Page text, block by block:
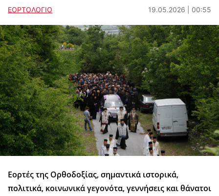
ΕΟΡΤΟΛΟΓΙΟ 19.05.2026 | 00:55
Εορτές της Ορθοδοξίας, σημαντικά ιστορικά,
πολιτικά, κοινωνικά γεγονότα, γεννήσεις και θάνατοι